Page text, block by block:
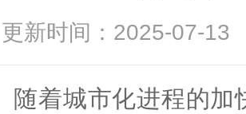
更新时间：2025-07-
城市化进程的加